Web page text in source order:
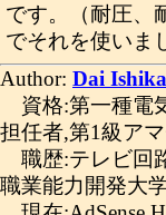
です。（耐圧、
でそれを使いま
Author: Dai
資格:第一種電
担任者,第1級ア
職歴:テレビ回
職業能力開発大